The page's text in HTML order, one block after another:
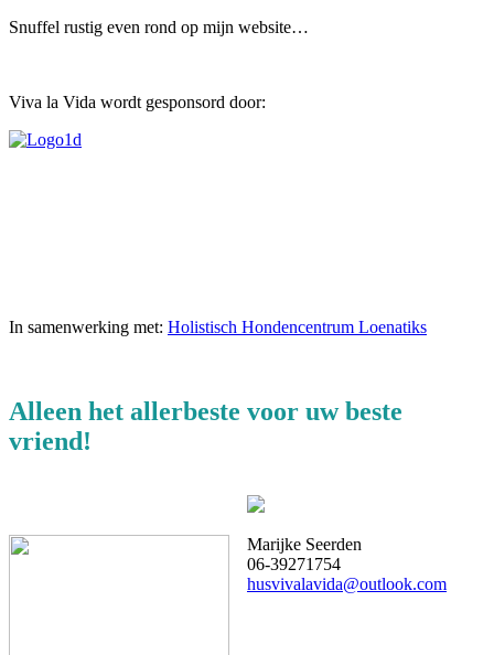
Snuffel rustig even rond op mijn website…
Viva la Vida wordt gesponsord door:
In samenwerking met: Holistisch Hondencentrum Loenatiks
Alleen het allerbeste voor uw beste
vriend!
Marijke Seerden
06-39271754
husvivalavida@outlook.com